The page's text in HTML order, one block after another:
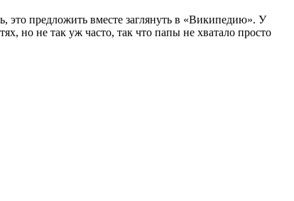
это предложить вместе заглянуть в «Википедию». У
но не так уж часто, так что папы не хватало просто